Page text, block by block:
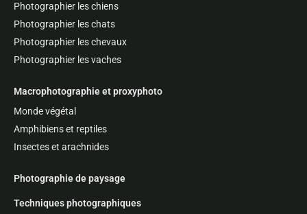
Photographier les chiens
Photographier les chats
Photographier les chevaux
Photographier les vaches
Macrophotographie et proxyphoto
Monde végétal
Amphibiens et reptiles
Insectes et arachnides
Photographie de paysage
Techniques photographiques